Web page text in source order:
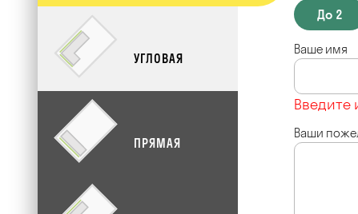
УГЛОВАЯ
ПРЯМАЯ
До 2
Ваше имя
Введите
Ваши